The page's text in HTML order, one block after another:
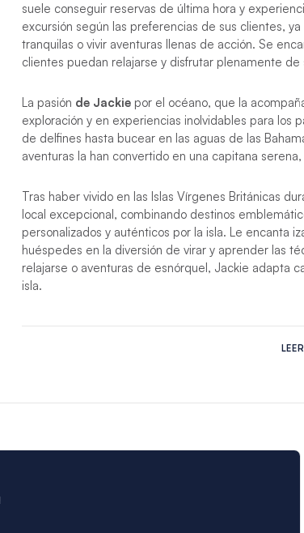
suele conseguir reservas de última hora y
excursión según las preferencias de sus clientes,
tranquilas o vivir aventuras llenas de acción. Se
clientes puedan relajarse y disfrutar plenamente
La pasión de Jackie por el océano, que la
exploración y en experiencias inolvidables para los
de delfines hasta bucear en las aguas de las
aventuras la han convertido en una capitana
Tras haber vivido en las Islas Vírgenes Británicas
local excepcional, combinando destinos
personalizados y auténticos por la isla. Le encanta
huéspedes en la diversión de virar y aprender las
relajarse o aventuras de esnórquel, Jackie adapta
isla.
*Si circunstancias imprevistas impiden que esta